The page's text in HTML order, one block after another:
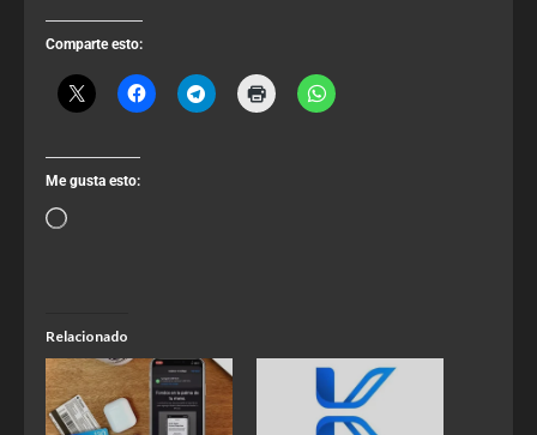
Comparte esto:
Me gusta esto:
Relacionado